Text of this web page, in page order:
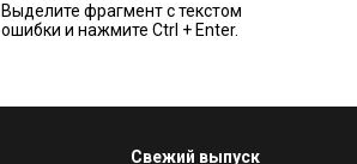
Выделите фрагмент с текстом
ошибки и нажмите Ctrl + Enter.
Свежий выпуск